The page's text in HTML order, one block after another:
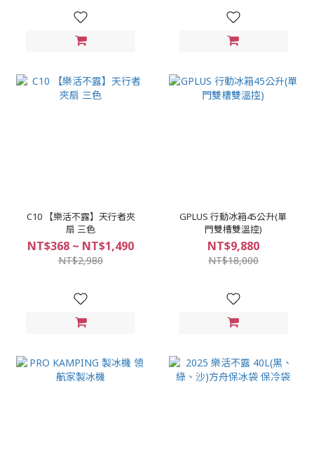
C10 【樂活不露】天行者夾
扇 三色
NT$368 ~ NT$1,490
NT$2,980
GPLUS 行動冰箱45公升(單
門雙槽雙溫控)
NT$9,880
NT$18,000